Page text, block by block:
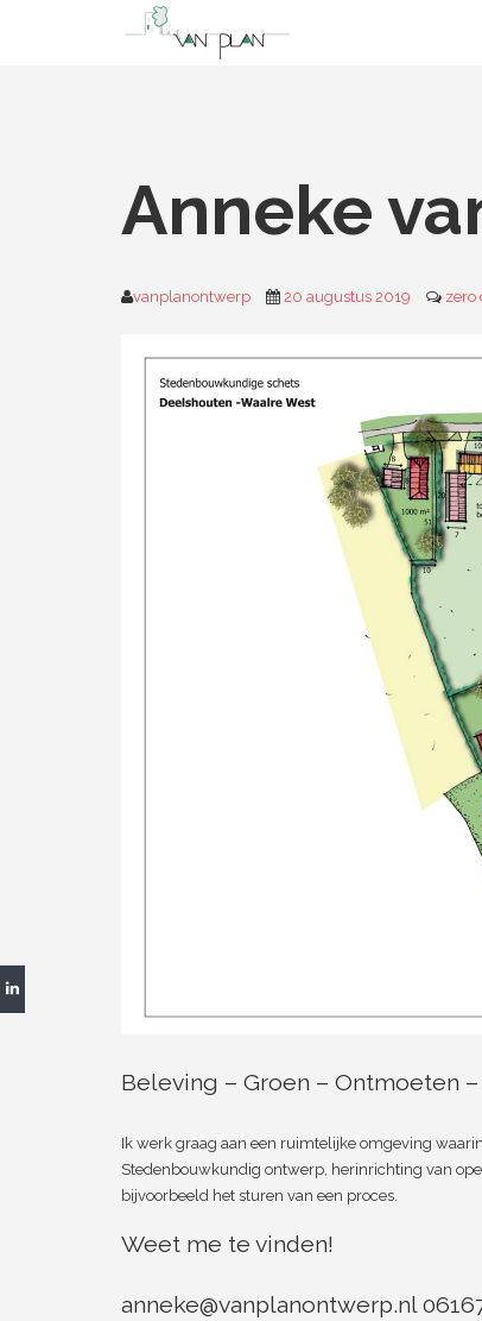
Anneke
vanplanontwerp 20 augustus 2019 zero
Beleving – Groen – Ontmoeten
Ik werk graag aan een ruimtelijke omgeving
Stedenbouwkundig ontwerp, herinrichting van
bijvoorbeeld het sturen van een proces.
Weet me te vinden!
anneke@vanplanontwerp.nl